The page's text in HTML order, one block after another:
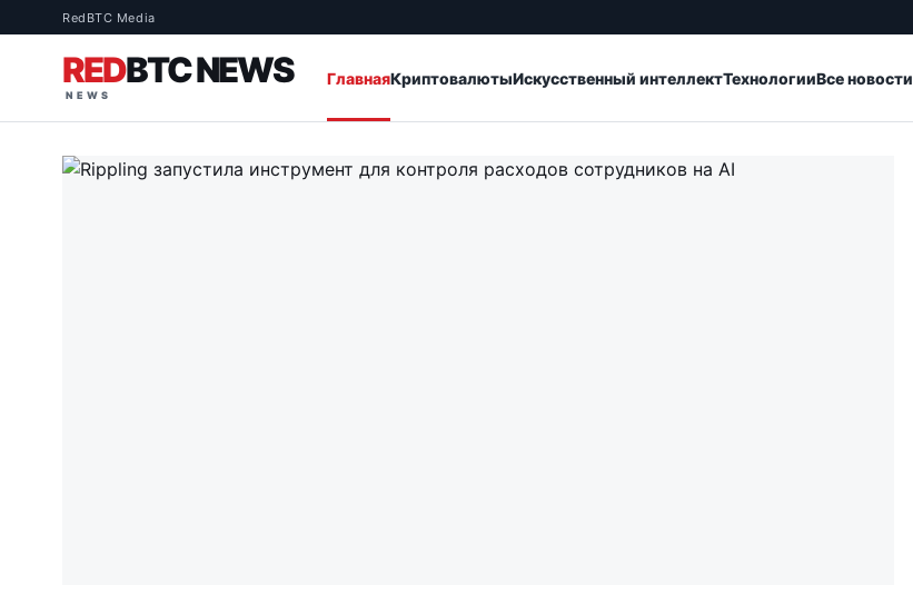
RedBTC Media
REDBTC NEWS ГлавнаяКриптовалютыИскусственный интеллектТехнологииВсе новости